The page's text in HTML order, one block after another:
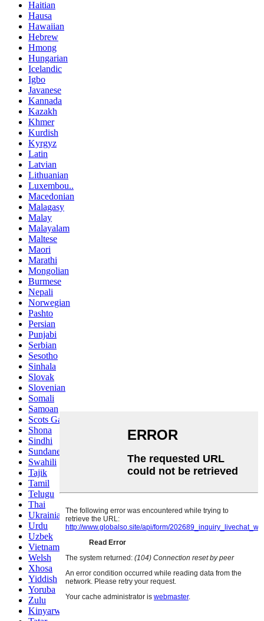
Haitian
Hausa
Hawaiian
Hebrew
Hmong
Hungarian
Icelandic
Igbo
Javanese
Kannada
Kazakh
Khmer
Kurdish
Kyrgyz
Latin
Latvian
Lithuanian
Luxembou..
Macedonian
Malagasy
Malay
Malayalam
Maltese
Maori
Marathi
Mongolian
Burmese
Nepali
Norwegian
Pashto
Persian
Punjabi
Serbian
Sesotho
Sinhala
Slovak
Slovenian
Somali
Samoan
Scots Gaelic
Shona
Sindhi
Sundanese
Swahili
Tajik
Tamil
Telugu
Thai
Ukrainian
Urdu
Uzbek
Vietnamese
Welsh
Xhosa
Yiddish
Yoruba
Zulu
Kinyarwanda